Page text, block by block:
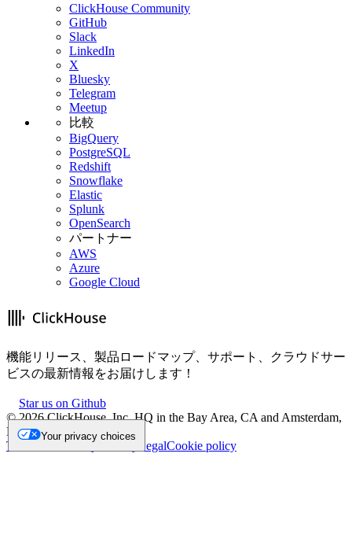
ClickHouse Community
GitHub
Slack
LinkedIn
X
Bluesky
Telegram
Meetup
比較
BigQuery
PostgreSQL
Redshift
Snowflake
Elastic
Splunk
OpenSearch
パートナー
AWS
Azure
Google Cloud
機能リリース、製品ロードマップ、サポート、クラウドサー
ビスの最新情報をお届けします！
Star us on Github
©2026ClickHouse, Inc. HQ in the Bay Area, CA and Amsterdam,
NL.
Trademark
Privacy LegalCookie policy
Your privacy choices